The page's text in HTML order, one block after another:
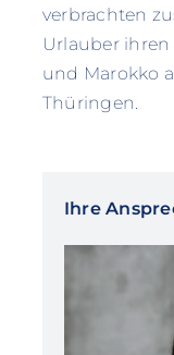
verbrachten
Urlauber
und Marokko
Thüringen.
Ihre